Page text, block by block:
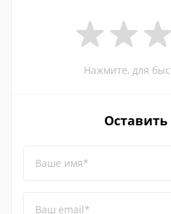
Нажмите, для
Ваше имя*
Ваш email*